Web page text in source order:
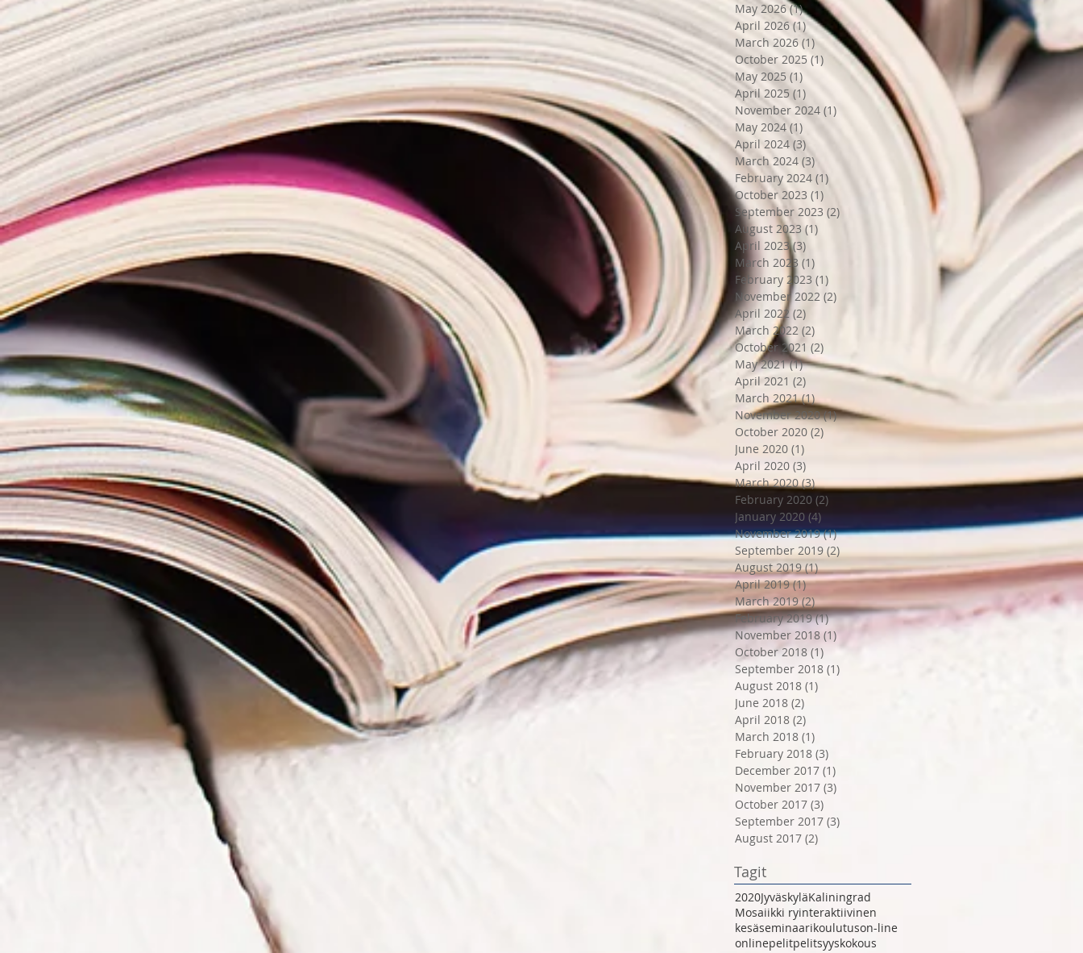
May 2026 (1)1 post
April 2026 (1)1 post
March 2026 (1)1 post
October 2025 (1) 1 post
May 2025 (1)
April 2025 (1)
November 2024 (1)
May 2024 (1) 1 post
April 2024 (3)3 posts
March 2024 (3) 3 posts
February 2024 (1)
October 2023 (1)
September 2023 (2)
August 2023 (1)
April 2023 (3)
March 2023 (1)
February 2023 (1)
November 2022 (2)
April 2022 (2)
March 2022 (2)
October 2021 (2)
May 2021 (1)1 post
April 2021 (2)
March 2021 (1)1 post
November 2020 (1)1 post
October 2020 (2) 2 posts
June 2020 (1)
April 2020 (3)
March 2020 (3)3 posts
February 2020 (2)
January 2020 (4)4 posts
November 2019 (1)1 post
September 2019 (2)2 posts
August 2019 (1)1 post
April 2019 (1)1 post
March 2019 (2)2 posts
February 2019 (1)1 post
November 2018 (1) 1 post
October 2018 (1) 1 post
September 2018 (1)
August 2018 (1)
June 2018 (2)
April 2018 (2)
March 2018 (1)
February 2018 (3)
December 2017 (1)
November 2017 (3)
October 2017 (3)
September 2017 (3)
August 2017 (2)
Tagit
2020JyväskyläKaliningrad
Mosaiikki ryinteraktiivinen
kesäseminaarikoulutuson-line
onlinepelitpelitsyyskokous